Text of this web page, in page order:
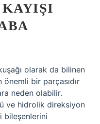
olarak da bilinen
bir parçasıdır
neden olabilir.
ve hidrolik direksiyon
bileşenlerini